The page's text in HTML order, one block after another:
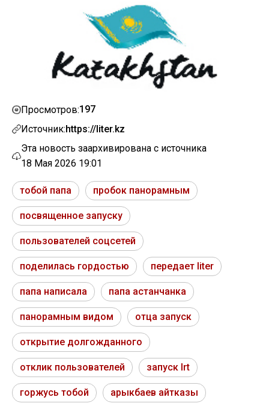
Просмотров:197
Источник:https://liter.kz
Эта новость заархивирована с источника
18 Мая 2026 19:01
тобой папа пробок панорамным
посвященное запуску
пользователей соцсетей
поделилась гордостью передает liter
папа написала папа астанчанка
панорамным видом отца запуск
открытие долгожданного
отклик пользователей запуск lrt
горжусь тобой арыкбаев айтказы